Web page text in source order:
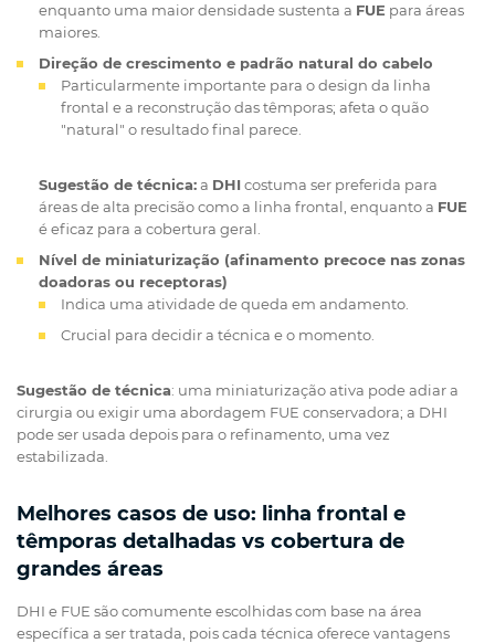
enquanto uma maior densidade sustenta a FUE para áreas
maiores.
Direção de crescimento e padrão natural do cabelo
Particularmente importante para o design da linha
frontal e a reconstrução das têmporas; afeta o quão
"natural" o resultado final parece.
Sugestão de técnica:a DHIcostuma ser preferida para
áreas de alta precisão como a linha frontal, enquanto a FUE
é eficaz para a cobertura geral.
Nível de miniaturização (afinamento precoce nas zonas
doadoras ou receptoras)
Indica uma atividade de queda em andamento.
Crucial para decidir a técnica e o momento.
Sugestão de técnica: uma miniaturização ativa pode adiar a
cirurgia ou exigir uma abordagem FUE conservadora; a DHI
pode ser usada depois para o refinamento, uma vez
estabilizada.
Melhores casos de uso: linha frontal e
têmporas detalhadas vs cobertura de
grandes áreas
DHI e FUE são comumente escolhidas com base na área
específica a ser tratada, pois cada técnica oferece vantagens